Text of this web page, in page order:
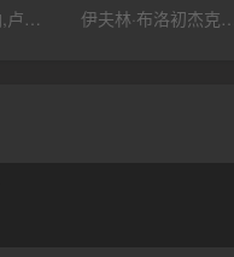
凯文·科斯特纳,卢克·葛莱姆斯,凯利·蕾莉,韦斯·本特利,科尔·豪瑟,凯尔西·周,杰佛逊·怀特,吉尔·伯明翰,伊恩·鲍汉,丹宁 理查兹,丹尼·赫斯顿,温迪·莫尼兹,蒂莫西·卡哈特,鲁迪·拉莫斯,米谢拉·康琳,瑞恩·宾汉姆,托卡拉·克利福德,凯瑟琳·坎宁安,塔娜亚·比蒂,瑞恩·多尔西,乔什·卢卡斯,弗瑞德里克·林恩,巴克·泰勒,詹姆斯·乔丹,迈克尔·诺里,格瑞辰·摩尔,休·狄伦,巴雷特·斯瓦特克,约
伊夫林·布洛